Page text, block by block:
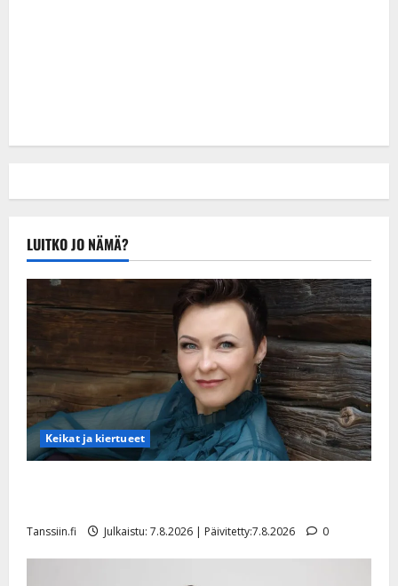
LUITKO JO NÄMÄ?
Keikat ja kiertueet
Tanssiin.fi Julkaistu: 7.8.2026 | Päivitetty:7.8.2026 0